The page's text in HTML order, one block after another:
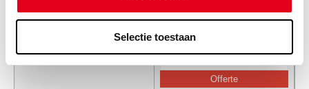
Selectie toestaan
Info Stuks